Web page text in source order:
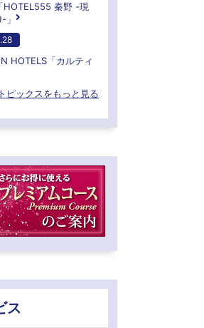
HOTEL555 秦野 -現
」
HOTELS「カルティ
トピックスをもっと見る
ス